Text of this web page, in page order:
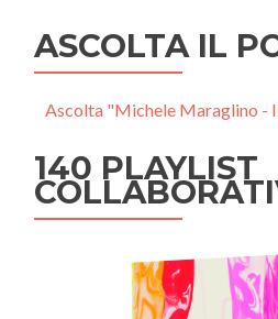
ASCOLTA IL
Ascolta "Michele Maraglino -
140 PLAYLIST